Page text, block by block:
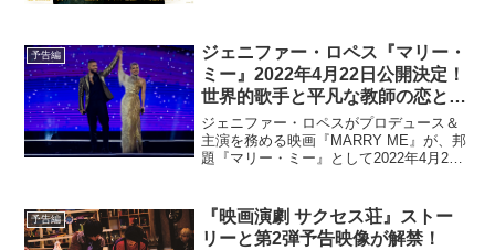
予告編
ジェニファー・ロペス『マリー・
ミー』2022年4月22日公開決定！
世界的歌手と平凡な教師の恋と結
婚を描く
ジェニファー・ロペスがプロデュース＆
主演を務める映画『MARRY ME』が、邦
題『マリー・ミー』として2022年4月22
が解禁された。主演を務めるジェニファ
ー・ロペスは、...
予告編
『映画演劇 サクセス荘』ストー
リーと第2弾予告映像が解禁！